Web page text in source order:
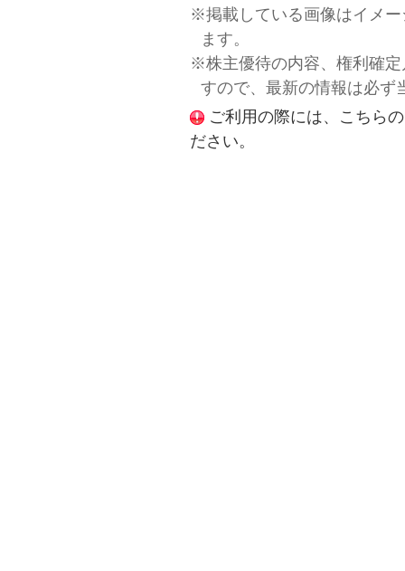
※掲載している画像はイメ
ます。
※株主優待の内容、権利確
すので、最新の情報は必ず
ご利用の際には、こちら
ださい。